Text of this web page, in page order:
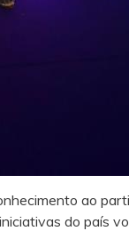
ao
do país